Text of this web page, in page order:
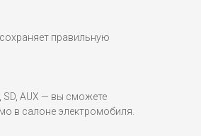
правильную
AUX — вы сможете
в салоне электромобиля.